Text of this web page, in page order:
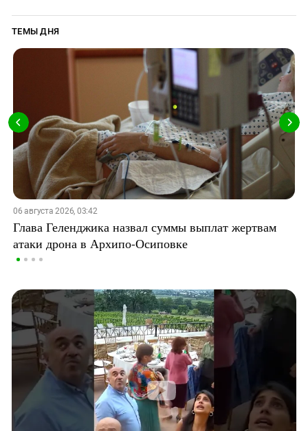
ТЕМЫ ДНЯ
06 августа 2026, 03:42
Глава Геленджика назвал суммы выплат жертвам
атаки дрона в Архипо-Осиповке